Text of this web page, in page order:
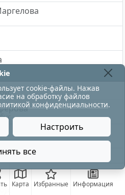
Карта Избранные Информация
cookie-файлы. Нажав
на обработку файлов
конфиденциальности.
Настроить
все